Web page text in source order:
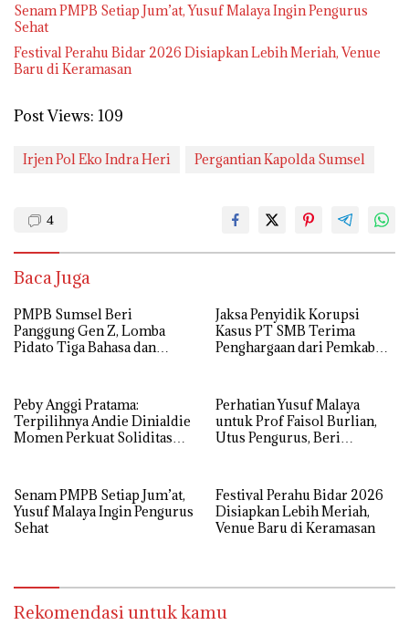
Senam PMPB Setiap Jum’at, Yusuf Malaya Ingin Pengurus
Sehat
Festival Perahu Bidar 2026 Disiapkan Lebih Meriah, Venue
Baru di Keramasan
Post Views: 109
Irjen Pol Eko Indra Heri Pergantian Kapolda Sumsel
4
Baca Juga
PMPB Sumsel Beri
Panggung Gen Z, Lomba
Pidato Tiga Bahasa dan
Jaksa Penyidik Korupsi
Kasus PT SMB Terima
Penghargaan dari Pemkab
Peby Anggi Pratama:
Terpilihnya Andie Dinialdie
Momen Perkuat Soliditas
Perhatian Yusuf Malaya
untuk Prof Faisol Burlian,
Utus Pengurus, Beri
Senam PMPB Setiap Jum’at,
Yusuf Malaya Ingin Pengurus
Sehat
Festival Perahu Bidar 2026
Disiapkan Lebih Meriah,
Venue Baru di Keramasan
Rekomendasi untuk kamu